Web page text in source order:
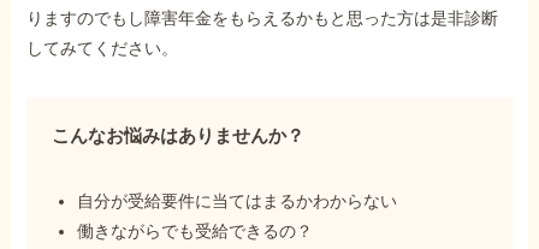
りますのでもし障害年金をもらえるかもと思った方は是非診断
してみてください。
こんなお悩みはありませんか？
自分が受給要件に当てはまるかわからない
働きながらでも受給できるの？